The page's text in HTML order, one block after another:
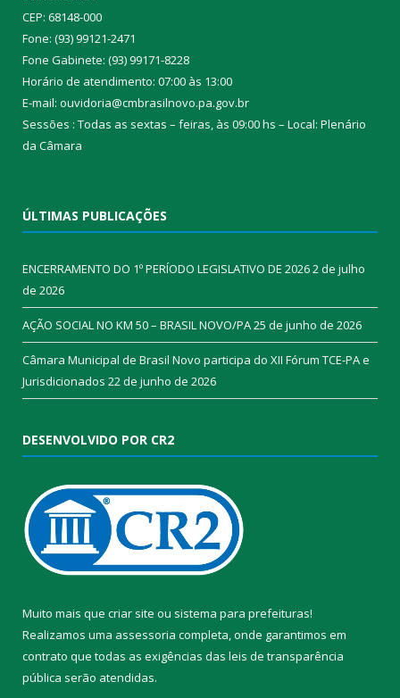
CEP: 68148-000
Fone: (93) 99121-2471
Fone Gabinete: (93) 99171-8228
Horário de atendimento: 07:00 às 13:00
E-mail: ouvidoria@cmbrasilnovo.pa.gov.br
Sessões : Todas as sextas – feiras, às 09:00 hs – Local: Plenário
da Câmara​
ÚLTIMAS PUBLICAÇÕES
ENCERRAMENTO DO 1º PERÍODO LEGISLATIVO DE 20262 de julho
de 2026
AÇÃO SOCIAL NO KM 50 – BRASIL NOVO/PA25 de junho de 2026
Câmara Municipal de Brasil Novo participa do XII Fórum TCE-PA e
Jurisdicionados 22 de junho de 2026
DESENVOLVIDO POR CR2
Muito mais que criar site ou sistema para prefeituras!
Realizamos uma assessoria completa, onde garantimos em
contrato que todas as exigências das leis de transparência
pública serão atendidas.